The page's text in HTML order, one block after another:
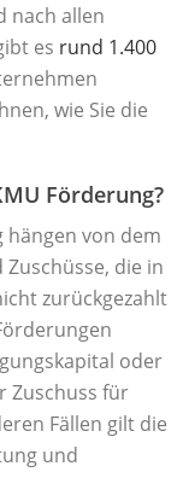
nach allen
es rund 1.400
wie Sie die
Förderung?
hängen von dem
die in
zurückgezahlt
oder
Zuschuss für
Fällen gilt die
und